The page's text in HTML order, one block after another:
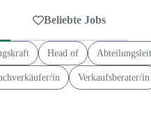
Beliebte Jobs
Head of
in Verkaufsberater/in